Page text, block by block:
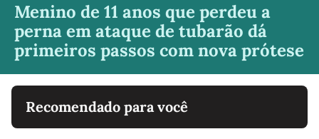
Menino de 11 anos que perdeu a
perna em ataque de tubarão dá
primeiros passos com nova prótese
Recomendado para você